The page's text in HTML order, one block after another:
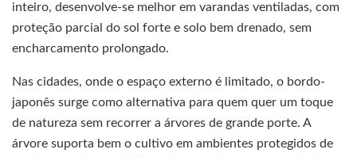
inteiro, desenvolve-se melhor em varandas ventiladas, com
proteção parcial do sol forte e solo bem drenado, sem
encharcamento prolongado.
Nas cidades, onde o espaço externo é limitado, o bordo-
japonês surge como alternativa para quem quer um toque
de natureza sem recorrer a árvores de grande porte. A
árvore suporta bem o cultivo em ambientes protegidos de